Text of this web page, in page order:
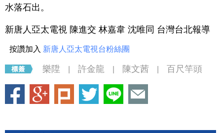
水落石出。
新唐人亞太電視 陳進交 林嘉韋 沈唯同 台灣台北報導
按讚加入 新唐人亞太電視台粉絲團
樂陞 許金龍 陳文茜 百尺竿頭